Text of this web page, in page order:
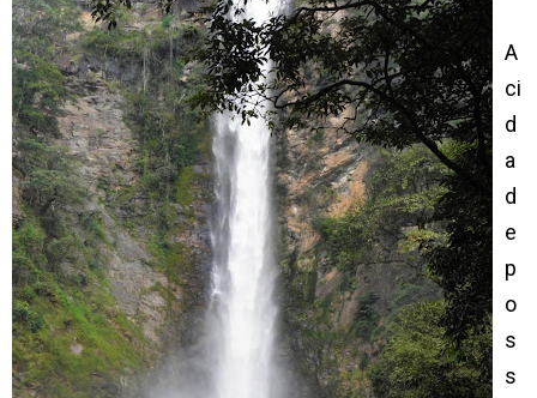
A
ci
d
a
d
e
p
o
s
s